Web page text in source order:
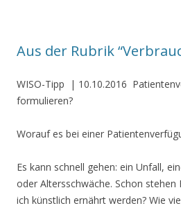
Aus der Rubrik
WISO-Tipp | 10.10.2016
formulieren?
Worauf es bei einer
Es kann schnell gehen: ein Unfall,
oder Altersschwäche. Schon stehen
ich künstlich ernährt werden? Wie